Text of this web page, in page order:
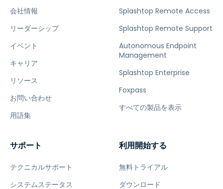
会社情報
リーダーシップ
イベント
キャリア
リソース
お問い合わせ
用語集
Splashtop Remote Access
Splashtop Remote Support
Autonomous Endpoint
Management
Splashtop Enterprise
Foxpass
すべての製品を表示
サポート
テクニカルサポート
システムステータス
利用開始する
無料トライアル
ダウンロード